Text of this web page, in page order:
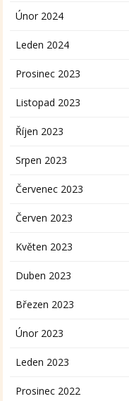
Únor 2024
Leden 2024
Prosinec 2023
Listopad 2023
Říjen 2023
Srpen 2023
Červenec 2023
Červen 2023
Květen 2023
Duben 2023
Březen 2023
Únor 2023
Leden 2023
Prosinec 2022